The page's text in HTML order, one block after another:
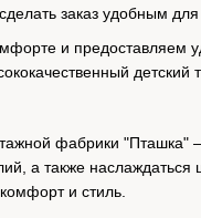
заказ удобным для
и предоставляем
детский
фабрики
а также
и стиль.